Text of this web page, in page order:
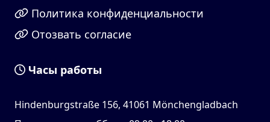
Политика конфиденциальности
Отозвать согласие
Часы работы
Hindenburgstraße 156, 41061 Mönchengladbach